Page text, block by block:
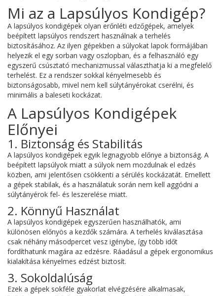
Mi az a Lapsúlyos Kondigép?
A lapsúlyos kondigépek olyan erőnléti edzőgépek, amelyek
beépített lapsúlyos rendszert használnak a terhelés
biztosításához. Az ilyen gépekben a súlyokat lapok formájában
helyezik el egy sorban vagy oszlopban, és a felhasználó egy
egyszerű csúsztató mechanizmussal választhatja ki a megfelelő
terhelést. Ez a rendszer sokkal kényelmesebb és
biztonságosabb, mivel nem kell súlytányérokat cserélni, és
minimális a baleseti kockázat.
A Lapsúlyos Kondigépek
Előnyei
1. Biztonság és Stabilitás
A lapsúlyos kondigépek egyik legnagyobb előnye a biztonság. A
beépített lapsúlyok miatt a súlyok nem mozdulnak el edzés
közben, ami jelentősen csökkenti a sérülés kockázatát. Emellett
a gépek stabilak, és a használatuk során nem kell aggódni a
súlytányérok fel- és leszerelése miatt.
2. Könnyű Használat
A lapsúlyos kondigépek egyszerűen használhatók, ami
különösen előnyös a kezdők számára. A terhelés kiválasztása
csak néhány másodpercet vesz igénybe, így több időt
fordíthatunk magára az edzésre. Ráadásul a gépek ergonomikus
kialakítása kényelmes edzést biztosít.
3. Sokoldalúság
Ezek a gépek sokféle gyakorlat elvégzésére alkalmasak,